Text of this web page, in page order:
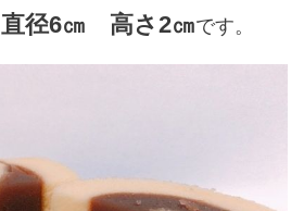
直径6㎝ 高さ2㎝です。